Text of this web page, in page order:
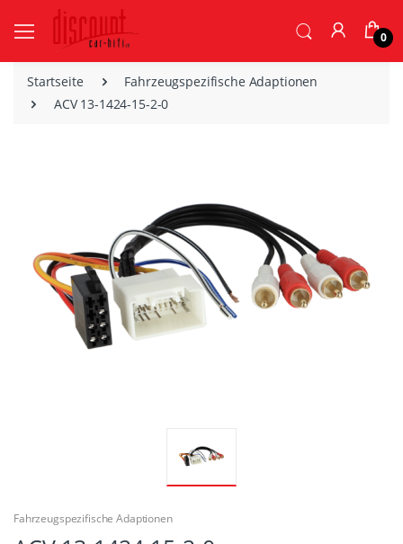
0
Startseite
Fahrzeugspezifische Adaptionen
ACV 13-1424-15-2-0
Fahrzeugspezifische Adaptionen